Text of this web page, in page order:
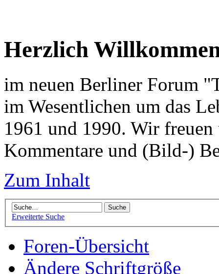
Herzlich
im neuen Berliner Forum
im Wesentlichen um das
1961 und 1990. Wir freuen
Kommentare und (Bild-)
Zum Inhalt
Erweiterte Suche
Foren-Übersicht
Ändere Schriftgröße